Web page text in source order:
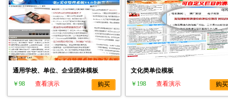
通用学校、单位、企业团体模板
￥98
查看演示 购买
文化类单位模板
￥198
查看演示 购买